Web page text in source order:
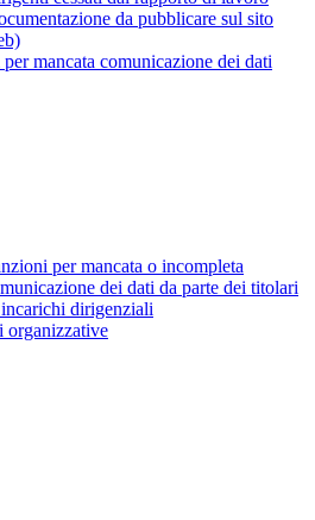
da pubblicare sul sito
mancata comunicazione dei dati
per mancata o incompleta
dei dati da parte dei titolari
dirigenziali
organizzative